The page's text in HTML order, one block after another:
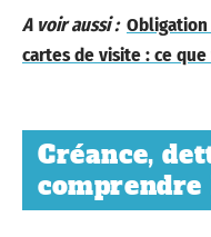
A voir aussi : Obligation
cartes de visite : ce
Créance,
comprendre